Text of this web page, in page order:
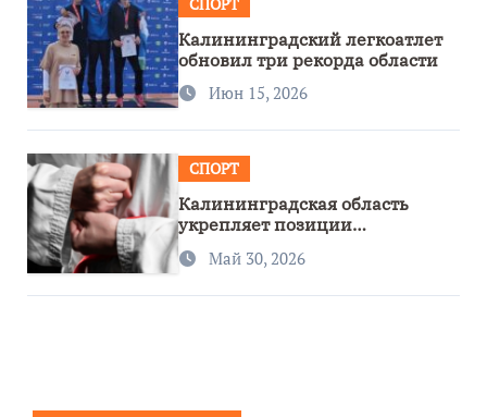
Калининградский легкоатлет
обновил три рекорда области
Июн 15, 2026
СПОРТ
Калининградская область
укрепляет позиции
спортивного региона
Май 30, 2026